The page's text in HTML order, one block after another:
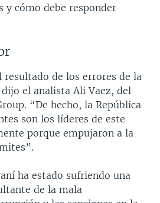
y cómo debe responder
resultado de los errores de la
el analista Ali Vaez, del
“De hecho, la República
son los líderes de este
porque empujaron a la
ha estado sufriendo una
de la mala